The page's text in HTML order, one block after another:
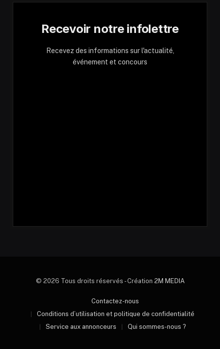
Recevoir notre infolettre
Recevez des informations sur l'actualité,
événement et concours
© 2026 Tous droits réservés - Création 2M MEDIA
Contactez-nous
Conditions d’utilisation et politique de confidentialité
Service aux annonceurs
Qui sommes-nous ?